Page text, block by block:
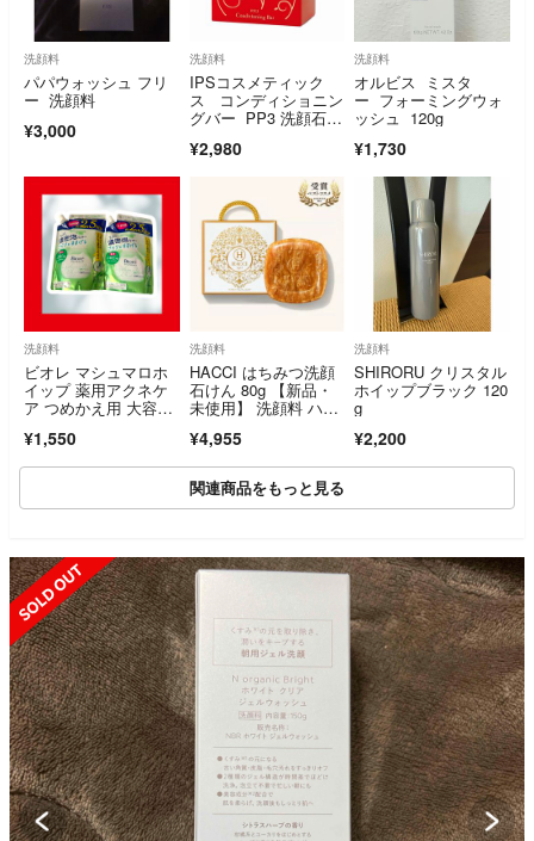
洗顔料
パパウォッシュ フリ
ー 洗顔料
¥3,000
洗顔料
IPSコスメティック
ス コンディショニン
グバー PP3 洗顔石
¥2,980
洗顔料
オルビス ミスタ
ー フォーミングウォ
ッシュ 120g
¥1,730
洗顔料
ビオレ マシュマロホ
イップ 薬用アクネケ
ア つめかえ用 大容
¥1,550
洗顔料
HACCI はちみつ洗顔
石けん 80g 【新品・
未使用】 洗顔料 ハッ
¥4,955
洗顔料
SHIRORU クリスタル
ホイップブラック 120
g
¥2,200
関連商品をもっと見る
SOLD OUT